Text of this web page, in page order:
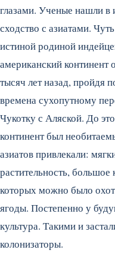
глазами. Ученые нашли в
сходство с азиатами.
истиной родиной
американский континент
тысяч лет назад, пройдя
времена сухопутному
Чукотку с Аляской. До
континент был
азиатов привлекали:
растительность,
которых можно было
ягоды. Постепенно у
культура. Такими и
колонизаторы.